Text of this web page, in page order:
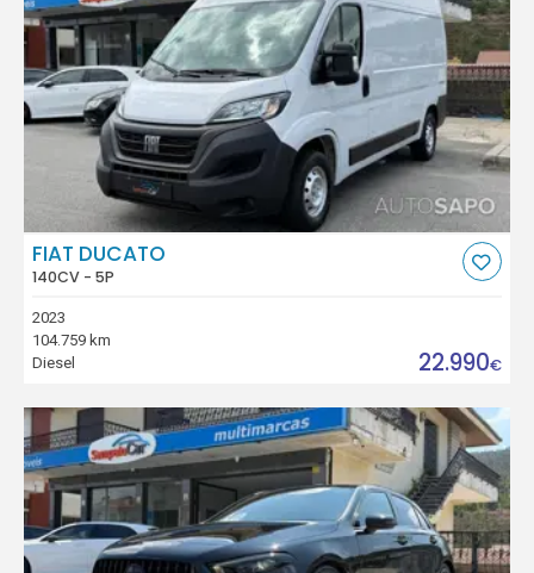
FIAT DUCATO
140CV - 5P
2023
104.759 km
Diesel
22.990€